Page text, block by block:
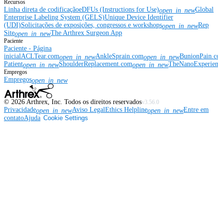
Recursos
Linha direta de codificaçãoeDFUs (Instructions for Use)open_in_newGlobal
Enterprise Labeling System (GELS)Unique Device Identifier
(UDI)Solicitações de exposições, congressos e workshopsopen_in_newRep
Siteopen_in_newThe Arthrex Surgeon App
Paciente
Paciente - Página
inicialACLTear.comopen_in_newAnkleSprain.comopen_in_new
Patientopen_in_newShoulderReplacement.comopen_in_new
Empregos
Empregosopen_in_new
© 2026 Arthrex, Inc. Todos os direitos reservadosv3.56.0
Privacidadeopen_in_newAviso LegalEthics Helplineopen_in_newEntre em
contatoAjuda Cookie Settings